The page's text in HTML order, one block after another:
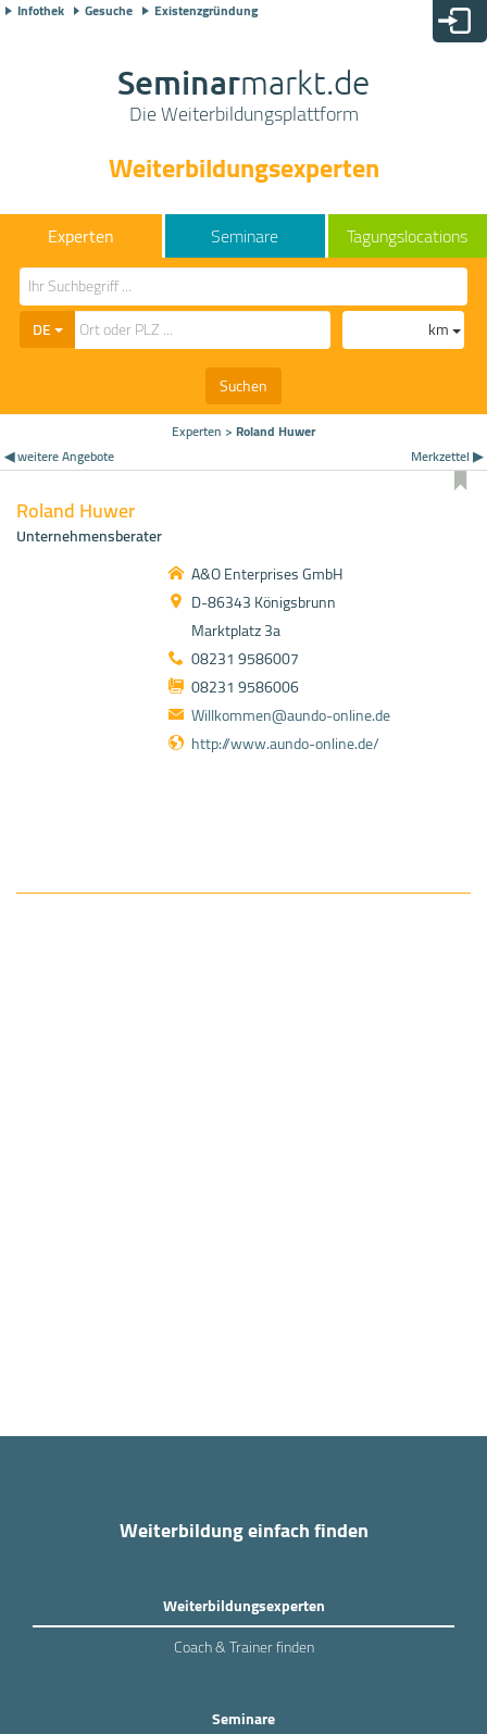
Infothek Gesuche Existenzgründung
Seminarmarkt.de
Die Weiterbildungsplattform
Weiterbildungsexperten
Seminare Tagungslocations
DE
km
Suchen
Experten > Roland Huwer
◀ weitere Angebote
Merkzettel ▶
Roland Huwer
Unternehmensberater
A&O Enterprises GmbH
D-86343 Königsbrunn
Marktplatz 3a
08231 9586007
08231 9586006
Willkommen@aundo-online.de
http://www.aundo-online.de/
Weiterbildung einfach finden
Weiterbildungsexperten
Coach & Trainer finden
Seminare